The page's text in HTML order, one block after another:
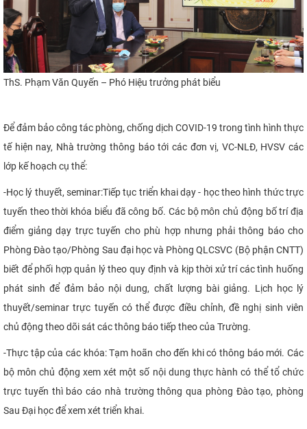
ThS. Phạm Văn Quyến – Phó Hiệu trưởng phát biểu
Để đảm bảo công tác phòng, chống dịch COVID-19 trong tình hình thực
tế hiện nay, Nhà trường thông báo tới các đơn vị, VC-NLĐ, HVSV các
lớp kế hoạch cụ thể:
-Học lý thuyết, seminar:Tiếp tục triển khai dạy - học theo hình thức trực
tuyến theo thời khóa biểu đã công bố. Các bộ môn chủ động bố trí địa
điểm giảng dạy trực tuyến cho phù hợp nhưng phải thông báo cho
Phòng Đào tạo/Phòng Sau đại học và Phòng QLCSVC (Bộ phận CNTT)
biết để phối hợp quản lý theo quy định và kịp thời xử trí các tình huống
phát sinh để đảm bảo nội dung, chất lượng bài giảng. Lịch học lý
thuyết/seminar trực tuyến có thể được điều chỉnh, đề nghị sinh viên
chủ động theo dõi sát các thông báo tiếp theo của Trường.
-Thực tập của các khóa:Tạm hoãn cho đến khi có thông báo mới. Các
bộ môn chủ động xem xét một số nội dung thực hành có thể tổ chức
trực tuyến thì báo cáo nhà trường thông qua phòng Đào tạo, phòng
Sau Đại học để xem xét triển khai.